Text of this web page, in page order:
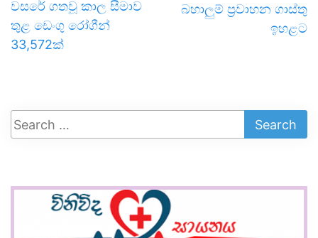
වසරේ ගතවූ කාල සීමාව
තුළ ඩෙංගු රෝගීන්
33,572ක්
බහාලුම් ප්‍රවාහන ගාස්තු
ඉහළට